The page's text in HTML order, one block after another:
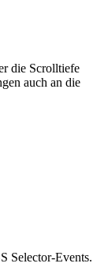
die Scrolltiefe
auch an die
Selector-Events.